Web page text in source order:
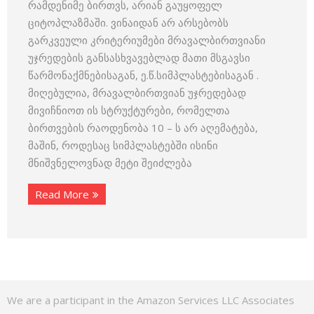
რამდენიმე ბირთვს, არიან გაუყოფელ
ციტოპლაზმაში. ვინაიდან არ არსებობს
გარკვეული კრიტერიუმები მრავალბირთვიანი
უჯრედების განსასხვავებლად მათი მსგავსი
წარმო­ნაქმნებისაგან, ე.წ.სიმპლასტებისაგან .
მიღებულია, მრავალ­ბირთვიან უჯრედებად
მივიჩნიოთ ის სტრუქტურები, რომელთა
ბირთვების რა­ოდენობა 10 – ს არ აღემატება,
მაშინ, როდესაც სიმ­პლასტებში ისინი
მნიშვნელოვნად მეტი შეიძლება
Read More
We are a participant in the Amazon Services LLC Associates